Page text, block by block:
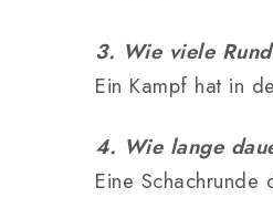
3. Wie viele
Ein Kampf hat in
4. Wie lange
Eine